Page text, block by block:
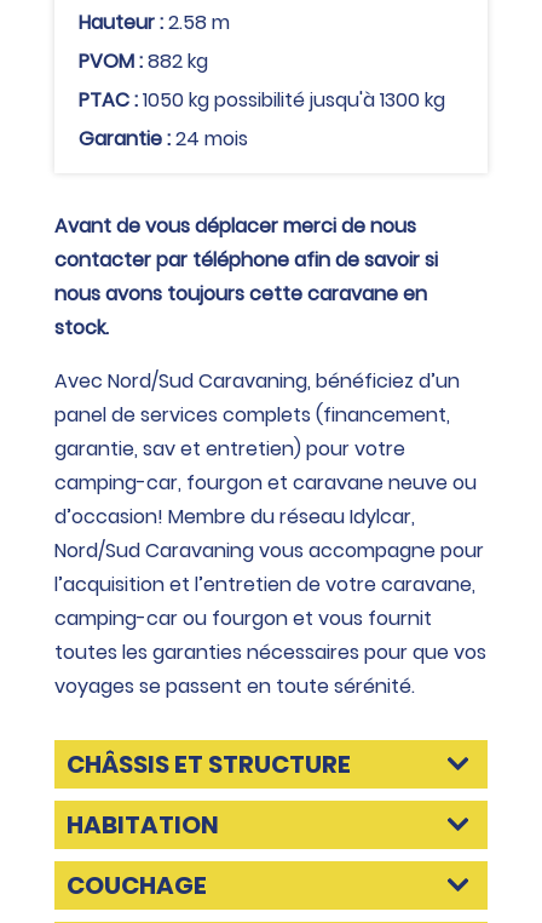
Hauteur :2.58 m
PVOM :882 kg
PTAC :1050 kg possibilité jusqu'à 1300 kg
Garantie :24 mois
Avant de vous déplacer merci de nous
contacter par téléphone afin de savoir si
nous avons toujours cette caravane en
stock.
Avec Nord/Sud Caravaning, bénéficiez d’un
panel de services complets (financement,
garantie, sav et entretien) pour votre
camping-car, fourgon et caravane neuve ou
d’occasion! Membre du réseau Idylcar,
Nord/Sud Caravaning vous accompagne pour
l’acquisition et l’entretien de votre caravane,
camping-car ou fourgon et vous fournit
toutes les garanties nécessaires pour que vos
voyages se passent en toute sérénité.
CHÂSSIS ET STRUCTURE
HABITATION
COUCHAGE